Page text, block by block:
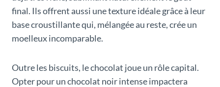
final. Ils offrent aussi une texture idéale grâce à leur
base croustillante qui, mélangée au reste, crée un
moelleux incomparable.
Outre les biscuits, le chocolat joue un rôle capital.
Opter pour un chocolat noir intense impactera